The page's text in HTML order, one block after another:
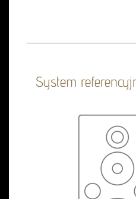
System